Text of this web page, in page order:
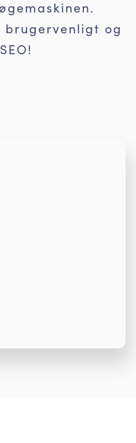
brugervenligt og